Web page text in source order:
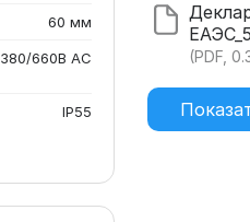
60 мм
380/660В AC
IP55
(PDF,